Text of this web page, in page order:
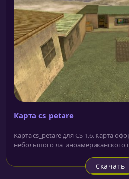
Карта сs_petare
Карта сs_petare для CS 1.6. Карта
небольшого латиноамериканского
Скачать